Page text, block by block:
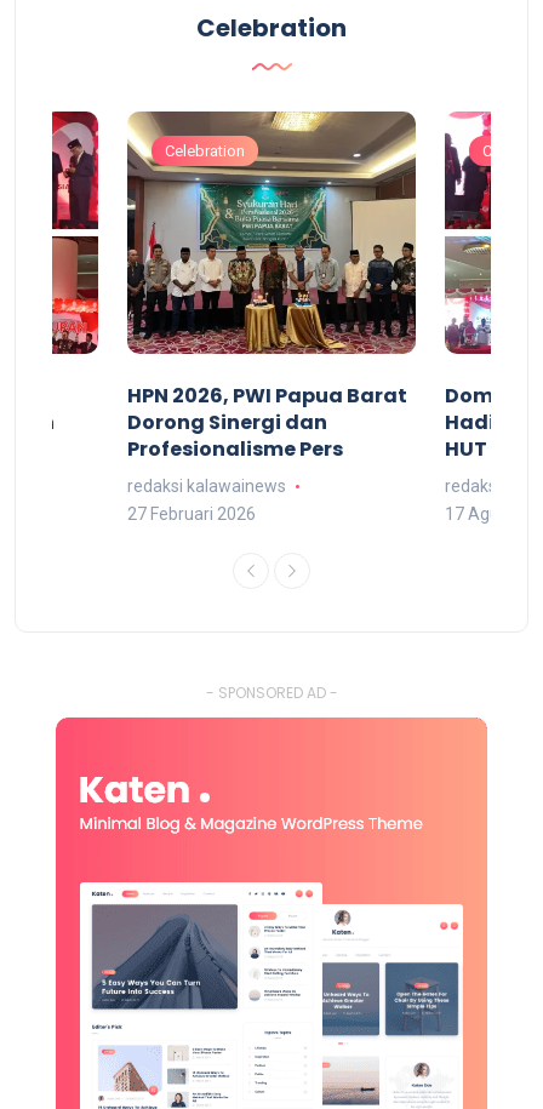
Celebration
Celebration
HPN 2026, PWI Papua Barat
Dorong Sinergi dan
Profesionalisme Pers
redaksi kalawainews
27 Februari 2026
Hadiri
HUT RI
redaksi
17 Agustus
- SPONSORED AD -